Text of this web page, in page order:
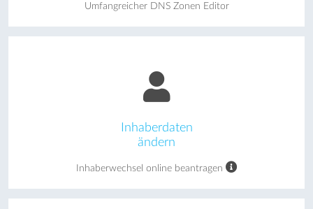
Umfangreicher DNS Zonen Editor
Inhaberdaten
ändern
Inhaberwechsel online beantragen